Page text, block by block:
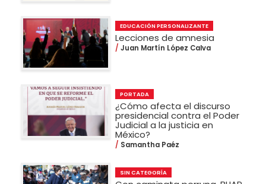
EDUCACIÓN PERSONALIZANTE
Lecciones de amnesia
Juan Martín López Calva
PORTADA
¿Cómo afecta el discurso
presidencial contra el Poder
Judicial a la justicia en
México?
Samantha Paéz
SIN CATEGORÍA